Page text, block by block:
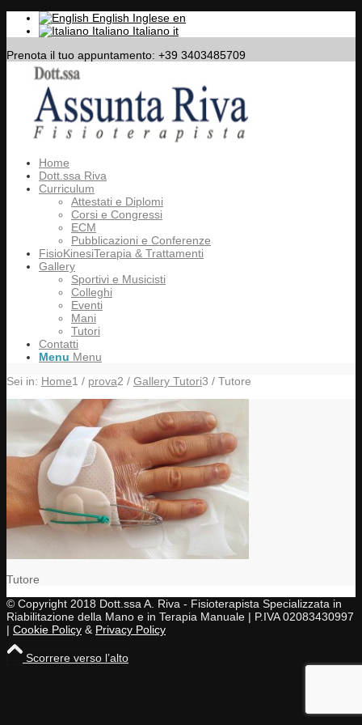
English Inglese en
Italiano Italiano it
Prenota il tuo appuntamento: +39 3403485709
Home
Dott.ssa Riva
Curriculum
Attestati e Diplomi
Corsi e Congressi
ECM
Pubblicazioni e Conferenze
FisioKinesiTerapia & Trattamenti
Gallery
Sportivi e Musicisti
Colleghi
Eventi
Mani
Tutori
Contatti
Menu Menu
Sei in: Home1 / prova2 / Gallery Tutori3 / Tutore
Tutore
© Copyright 2018 Dott.ssa A. Riva - Fisioterapista Specializzata in
Riabilitazione della Mano e in Terapia Manuale | P.IVA 02083430997
| Cookie Policy & Privacy Policy
Scorrere verso l’alto